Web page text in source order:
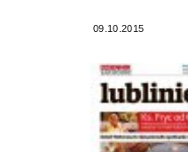
09.10.2015